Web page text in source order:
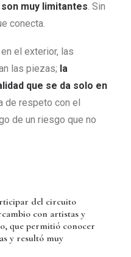
muy limitantes. Sin
conecta.
el exterior, las
las piezas; la
que se da solo en
de respeto con el
de un riesgo que no
del circuito
con artistas y
que permitió conocer
y resultó muy